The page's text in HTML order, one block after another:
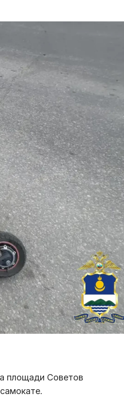
площади Советов